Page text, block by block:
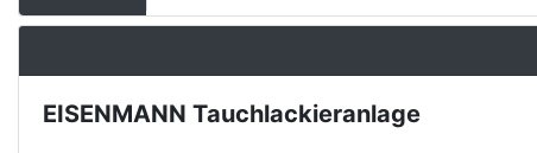
Description
EISENMANN Tauchlackieranlage